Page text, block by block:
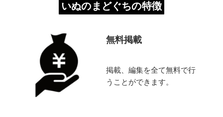
いぬのまどぐちの特徴
無料掲載
掲載、編集を全て無料で行
うことができます。